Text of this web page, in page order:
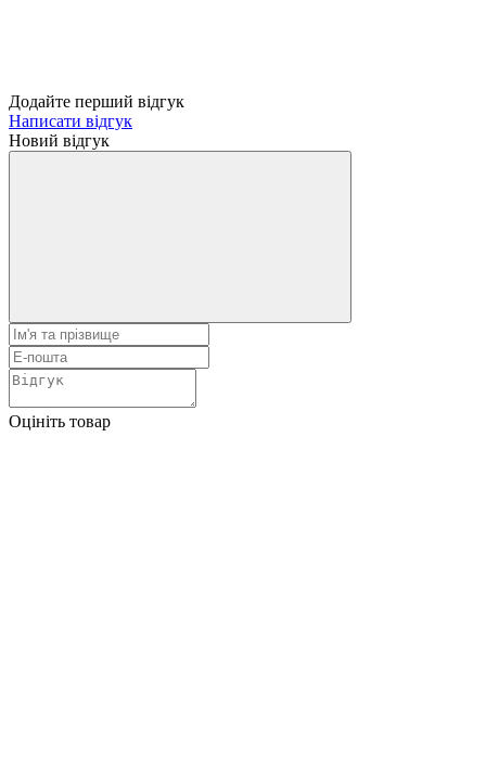
Додайте перший відгук
Написати відгук
Новий відгук
Оцініть товар